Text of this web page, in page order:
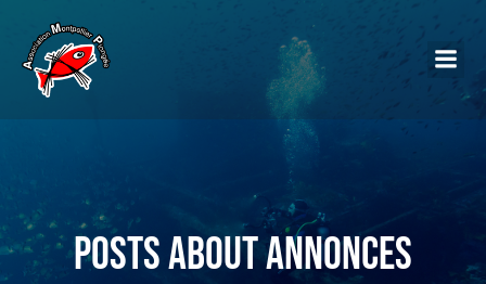
Posts about Annonces